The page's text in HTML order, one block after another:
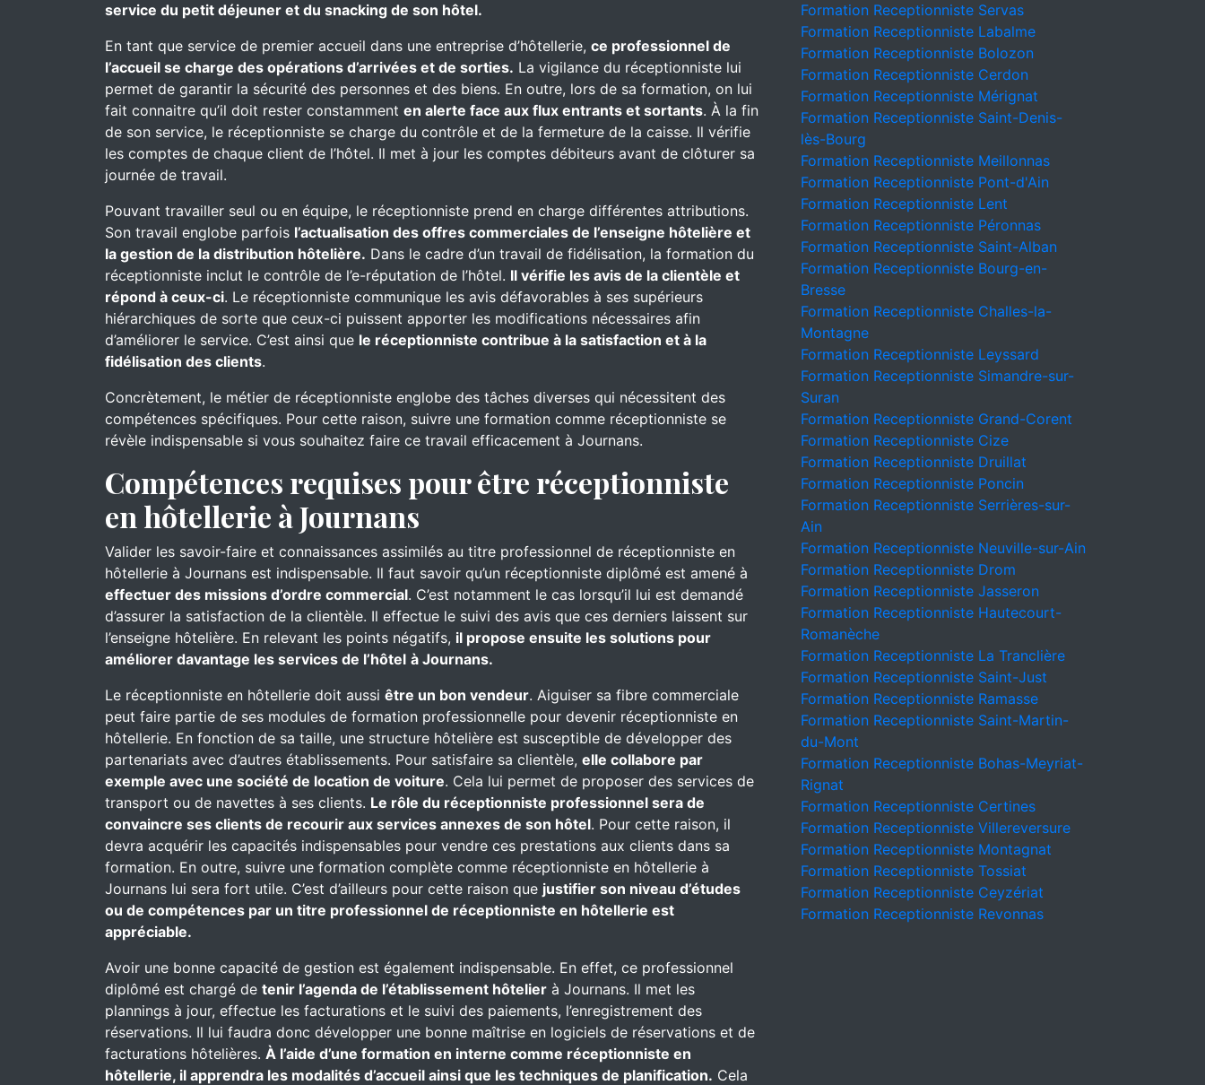
service du petit déjeuner et du snacking de son hôtel.
En tant que service de premier accueil dans une entreprise d’hôtellerie, ce professionnel de
l’accueil se charge des opérations d’arrivées et de sorties. La vigilance du réceptionniste lui
permet de garantir la sécurité des personnes et des biens. En outre, lors de sa formation, on lui
fait connaitre qu’il doit rester constamment en alerte face aux flux entrants et sortants. À la fin
de son service, le réceptionniste se charge du contrôle et de la fermeture de la caisse. Il vérifie
les comptes de chaque client de l’hôtel. Il met à jour les comptes débiteurs avant de clôturer sa
journée de travail.
Pouvant travailler seul ou en équipe, le réceptionniste prend en charge différentes attributions.
Son travail englobe parfois l’actualisation des offres commerciales de l’enseigne hôtelière et
la gestion de la distribution hôtelière. Dans le cadre d’un travail de fidélisation, la formation du
réceptionniste inclut le contrôle de l’e-réputation de l’hôtel. Il vérifie les avis de la clientèle et
répond à ceux-ci. Le réceptionniste communique les avis défavorables à ses supérieurs
hiérarchiques de sorte que ceux-ci puissent apporter les modifications nécessaires afin
d’améliorer le service. C’est ainsi que le réceptionniste contribue à la satisfaction et à la
fidélisation des clients.
Concrètement, le métier de réceptionniste englobe des tâches diverses qui nécessitent des
compétences spécifiques. Pour cette raison, suivre une formation comme réceptionniste se
révèle indispensable si vous souhaitez faire ce travail efficacement à Journans.
Compétences requises pour être réceptionniste
en hôtellerie à Journans
Valider les savoir-faire et connaissances assimilés au titre professionnel de réceptionniste en
hôtellerie à Journans est indispensable. Il faut savoir qu’un réceptionniste diplômé est amené à
effectuer des missions d’ordre commercial. C’est notamment le cas lorsqu’il lui est demandé
d’assurer la satisfaction de la clientèle. Il effectue le suivi des avis que ces derniers laissent sur
l’enseigne hôtelière. En relevant les points négatifs, il propose ensuite les solutions pour
améliorer davantage les services de l’hôtel à Journans.
Le réceptionniste en hôtellerie doit aussi être un bon vendeur. Aiguiser sa fibre commerciale
peut faire partie de ses modules de formation professionnelle pour devenir réceptionniste en
hôtellerie. En fonction de sa taille, une structure hôtelière est susceptible de développer des
partenariats avec d’autres établissements. Pour satisfaire sa clientèle, elle collabore par
exemple avec une société de location de voiture. Cela lui permet de proposer des services de
transport ou de navettes à ses clients. Le rôle du réceptionniste professionnel sera de
convaincre ses clients de recourir aux services annexes de son hôtel. Pour cette raison, il
devra acquérir les capacités indispensables pour vendre ces prestations aux clients dans sa
formation. En outre, suivre une formation complète comme réceptionniste en hôtellerie à
Journans lui sera fort utile. C’est d’ailleurs pour cette raison que justifier son niveau d’études
ou de compétences par un titre professionnel de réceptionniste en hôtellerie est
appréciable.
Avoir une bonne capacité de gestion est également indispensable. En effet, ce professionnel
diplômé est chargé de tenir l’agenda de l’établissement hôtelier à Journans. Il met les
plannings à jour, effectue les facturations et le suivi des paiements, l’enregistrement des
réservations. Il lui faudra donc développer une bonne maîtrise en logiciels de réservations et de
facturations hôtelières. À l’aide d’une formation en interne comme réceptionniste en
hôtellerie, il apprendra les modalités d’accueil ainsi que les techniques de planification. Cela
Formation Receptionniste Servas
Formation Receptionniste Labalme
Formation Receptionniste Bolozon
Formation Receptionniste Cerdon
Formation Receptionniste Mérignat
Formation Receptionniste Saint-Denis-
lès-Bourg
Formation Receptionniste Meillonnas
Formation Receptionniste Pont-d'Ain
Formation Receptionniste Lent
Formation Receptionniste Péronnas
Formation Receptionniste Saint-Alban
Formation Receptionniste Bourg-en-
Bresse
Formation Receptionniste Challes-la-
Montagne
Formation Receptionniste Leyssard
Formation Receptionniste Simandre-sur-
Suran
Formation Receptionniste Grand-Corent
Formation Receptionniste Cize
Formation Receptionniste Druillat
Formation Receptionniste Poncin
Formation Receptionniste Serrières-sur-
Ain
Formation Receptionniste Neuville-sur-Ain
Formation Receptionniste Drom
Formation Receptionniste Jasseron
Formation Receptionniste Hautecourt-
Romanèche
Formation Receptionniste La Tranclière
Formation Receptionniste Saint-Just
Formation Receptionniste Ramasse
Formation Receptionniste Saint-Martin-
du-Mont
Formation Receptionniste Bohas-Meyriat-
Rignat
Formation Receptionniste Certines
Formation Receptionniste Villereversure
Formation Receptionniste Montagnat
Formation Receptionniste Tossiat
Formation Receptionniste Ceyzériat
Formation Receptionniste Revonnas